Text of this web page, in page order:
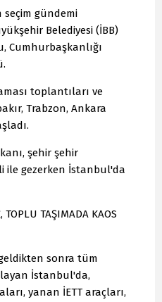
seçim gündemi
Belediyesi (İBB)
Cumhurbaşkanlığı
toplantıları ve
Trabzon, Ankara
şehir şehir
ile gezerken İstanbul'da
TOPLU TAŞIMADA KAOS
geldikten sonra tüm
İstanbul'da,
yanan İETT araçları,